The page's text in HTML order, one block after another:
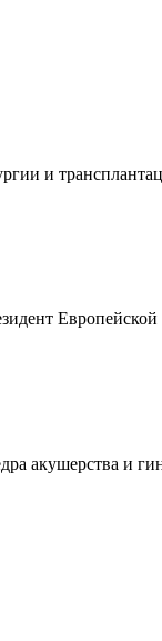
и
акушерства и